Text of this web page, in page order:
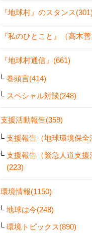
『地球村』のスタンス(301)
『私のひとこと』（高木
『地球村通信』(661)
巻頭言(414)
スペシャル対談(248)
支援活動報告(359)
支援報告（地球環境保全
支援報告（緊急人道支援
(223)
環境情報(1150)
地球は今(248)
環境トピックス(890)